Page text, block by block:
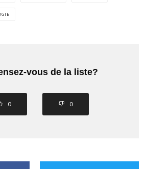
vous de la liste?
0 0